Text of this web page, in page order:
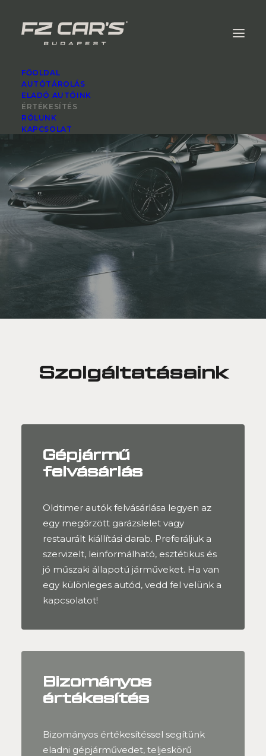
FŐOLDAL
AUTÓTÁROLÁS
ELADÓ AUTÓINK
ÉRTÉKESÍTÉS
RÓLUNK
KAPCSOLAT
Szolgáltatásaink
Gépjármű
felvásárlás
Oldtimer autók felvásárlása legyen az
egy megőrzött garázslelet vagy
restaurált kiállítási darab. Preferáljuk a
szervizelt, leinformálható, esztétikus és
jó műszaki állapotú járműveket. Ha van
egy különleges autód, vedd fel velünk a
kapcsolatot!
Bizományos
értékesítés
Bizományos értékesítéssel segítünk
eladni gépjárművedet, teljeskörű